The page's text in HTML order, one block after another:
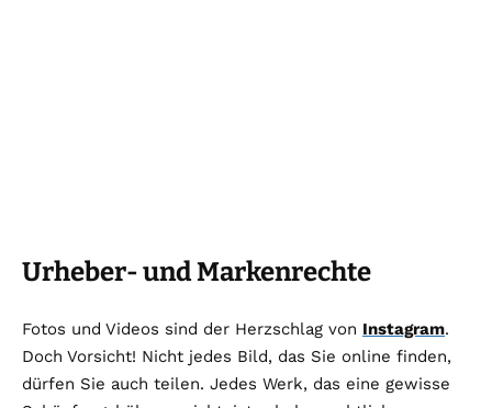
Urheber- und Markenrechte
Fotos und Videos sind der Herzschlag von Instagram.
Doch Vorsicht! Nicht jedes Bild, das Sie online finden,
dürfen Sie auch teilen. Jedes Werk, das eine gewisse